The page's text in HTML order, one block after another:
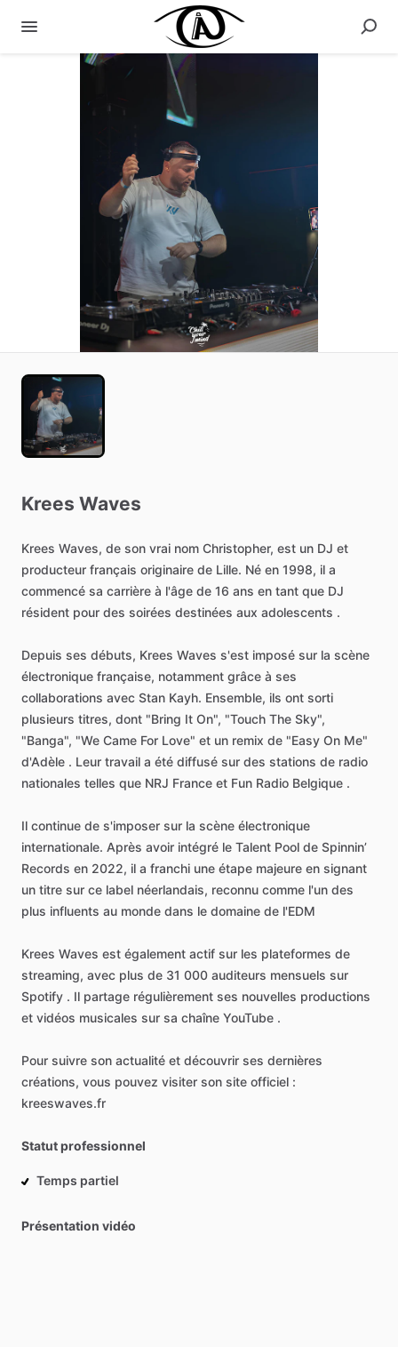
Krees Waves
Krees Waves, de son vrai nom Christopher, est un DJ et
producteur français originaire de Lille. Né en 1998, il a
commencé sa carrière à l'âge de 16 ans en tant que DJ
résident pour des soirées destinées aux adolescents .
Depuis ses débuts, Krees Waves s'est imposé sur la scène
électronique française, notamment grâce à ses
collaborations avec Stan Kayh. Ensemble, ils ont sorti
plusieurs titres, dont "Bring It On", "Touch The Sky",
"Banga", "We Came For Love" et un remix de "Easy On Me"
d'Adèle . Leur travail a été diffusé sur des stations de radio
nationales telles que NRJ France et Fun Radio Belgique .
Il continue de s'imposer sur la scène électronique
internationale. Après avoir intégré le Talent Pool de Spinnin’
Records en 2022, il a franchi une étape majeure en signant
un titre sur ce label néerlandais, reconnu comme l'un des
plus influents au monde dans le domaine de l'EDM
Krees Waves est également actif sur les plateformes de
streaming, avec plus de 31 000 auditeurs mensuels sur
Spotify . Il partage régulièrement ses nouvelles productions
et vidéos musicales sur sa chaîne YouTube .
Pour suivre son actualité et découvrir ses dernières
créations, vous pouvez visiter son site officiel :
kreeswaves.fr
Statut professionnel
Temps partiel
Présentation vidéo